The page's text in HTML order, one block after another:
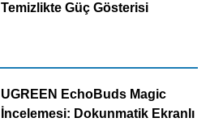
Temizlikte Güç Gösterisi
UGREEN EchoBuds Magic
İncelemesi: Dokunmatik Ekranlı